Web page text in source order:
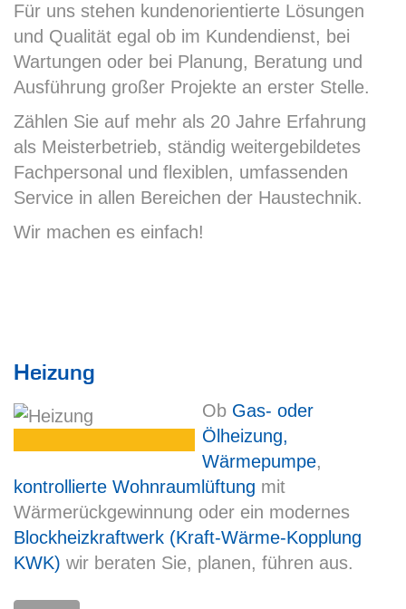
Für uns stehen kundenorientierte Lösungen
und Qualität egal ob im Kundendienst, bei
Wartungen oder bei Planung, Beratung und
Ausführung großer Projekte an erster Stelle.
Zählen Sie auf mehr als 20 Jahre Erfahrung
als Meisterbetrieb, ständig weitergebildetes
Fachpersonal und flexiblen, umfassenden
Service in allen Bereichen der Haustechnik.
Wir machen es einfach!
Heizung
Ob Gas- oder
Ölheizung,
Wärmepumpe,
kontrollierte Wohnraumlüftung mit
Wärmerückgewinnung oder ein modernes
Blockheizkraftwerk (Kraft-Wärme-Kopplung
KWK) wir beraten Sie, planen, führen aus.